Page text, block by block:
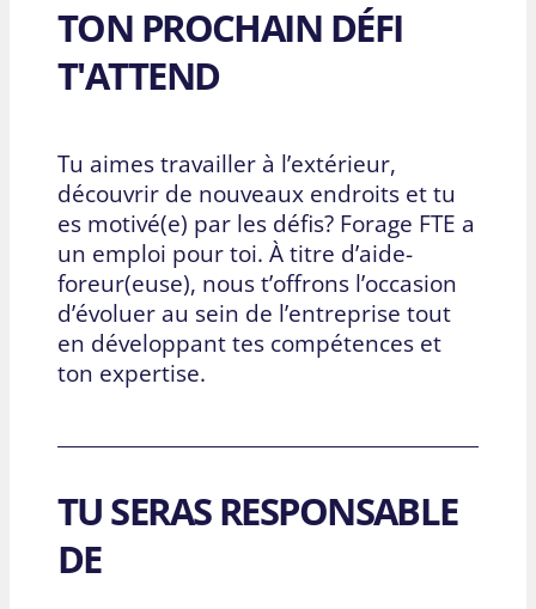
TON PROCHAIN DÉFI
T'ATTEND
Tu aimes travailler à l’extérieur,
découvrir de nouveaux endroits et tu
es motivé(e) par les défis? Forage FTE a
un emploi pour toi. À titre d’aide-
foreur(euse), nous t’offrons l’occasion
d’évoluer au sein de l’entreprise tout
en développant tes compétences et
ton expertise.
TU SERAS RESPONSABLE
DE